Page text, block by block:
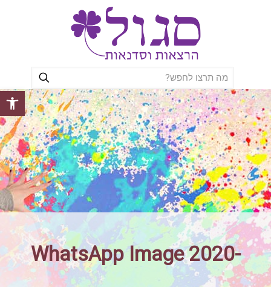
פתח
WhatsApp Image 2020-